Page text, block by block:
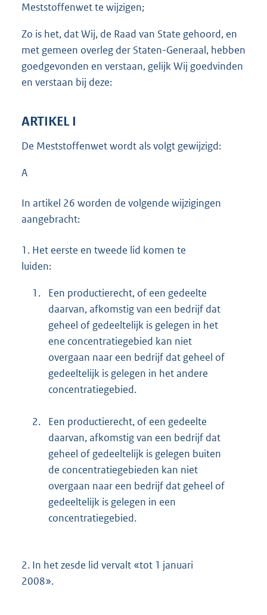
Meststoffenwet te wijzigen;
Zo is het, dat Wij, de Raad van State gehoord, en
met gemeen overleg der Staten-Generaal, hebben
goedgevonden en verstaan, gelijk Wij goedvinden
en verstaan bij deze:
ARTIKEL I
De Meststoffenwet wordt als volgt gewijzigd:
A
In artikel 26 worden de volgende wijzigingen
aangebracht:
1. Het eerste en tweede lid komen te
luiden:
1.
Een productierecht, of een gedeelte
daarvan, afkomstig van een bedrijf dat
geheel of gedeeltelijk is gelegen in het
ene concentratiegebied kan niet
overgaan naar een bedrijf dat geheel of
gedeeltelijk is gelegen in het andere
concentratiegebied.
2.
Een productierecht, of een gedeelte
daarvan, afkomstig van een bedrijf dat
geheel of gedeeltelijk is gelegen buiten
de concentratiegebieden kan niet
overgaan naar een bedrijf dat geheel of
gedeeltelijk is gelegen in een
concentratiegebied.
2. In het zesde lid vervalt «tot 1 januari
2008».